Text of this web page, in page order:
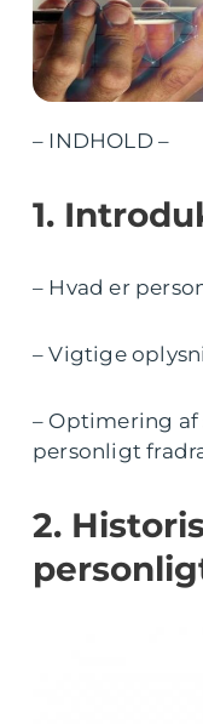
– INDHOLD –
1.
– Hvad er
– Vigtige
– Optimering
personligt
2.